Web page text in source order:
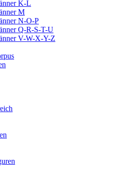
K-L
M
N-O-P
Q-R-S-T-U
V-W-X-Y-Z